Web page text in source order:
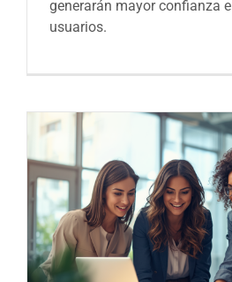
generarán mayor confianza
usuarios.